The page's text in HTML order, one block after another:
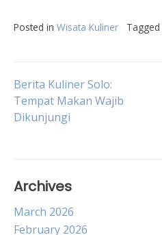
Posted in Wisata Kuliner Tagged
Post
navigation
Berita Kuliner Solo:
Tempat Makan Wajib
Dikunjungi
Archives
March 2026
February 2026